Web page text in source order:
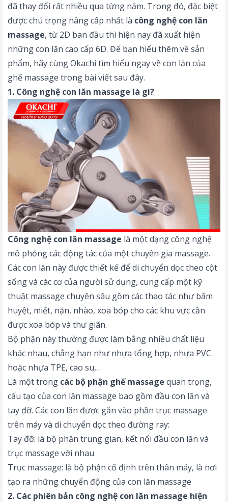
đã thay đổi rất nhiều qua từng năm. Trong đó, đặc biệt
được chú trọng nâng cấp nhất là công nghệ con lăn
massage, từ 2D ban đầu thì hiện nay đã xuất hiện
những con lăn cao cấp 6D. Để bạn hiểu thêm về sản
phẩm, hãy cùng Okachi tìm hiểu ngay về con lăn của
ghế massage trong bài viết sau đây.
1. Công nghệ con lăn massage là gì?
Công nghệ con lăn massage là một dạng công nghệ
mô phỏng các động tác của một chuyên gia massage.
Các con lăn này được thiết kế để di chuyển dọc theo cột
sống và các cơ của người sử dụng, cung cấp một kỹ
thuật massage chuyên sâu gồm các thao tác như bấm
huyệt, miết, nặn, nhào, xoa bóp cho các khu vực cần
được xoa bóp và thư giãn.
Bộ phận này thường được làm bằng nhiều chất liệu
khác nhau, chẳng hạn như nhựa tổng hợp, nhựa PVC
hoặc nhựa TPE, cao su,…
Là một trong các bộ phận ghế massage quan trọng,
cấu tạo của con lăn massage bao gồm đầu con lăn và
tay đỡ. Các con lăn được gắn vào phần trục massage
trên máy và di chuyển dọc theo đường ray:
Tay đỡ: là bộ phận trung gian, kết nối đầu con lăn và
trục massage với nhau
Trục massage: là bộ phận cố định trên thân máy, là nơi
tạo ra những chuyển động của con lăn massage
2. Các phiên bản công nghệ con lăn massage hiện